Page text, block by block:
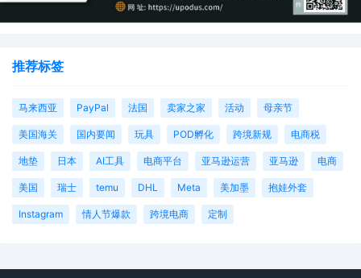
推荐标签
马来西亚 PayPal 法国 卖家之家 活动 母亲节
美国海关 国内要闻 玩具 POD孵化 跨境新规 电商税
地垫 日本 AI工具 电商平台 亚马逊运营 亚马逊 电商
美国 瑞士 temu DHL Meta 美加墨 抱娃外套
Instagram 情人节爆款 跨境电商 定制